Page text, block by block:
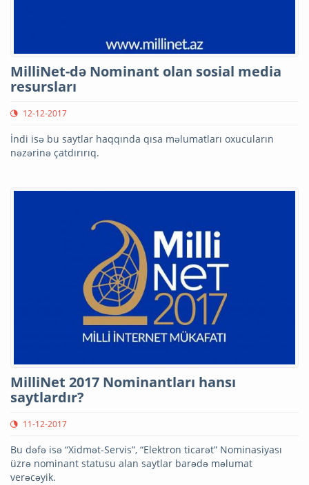
MilliNet-də Nominant olan sosial media
resursları
12-12-2017
İndi isə bu saytlar haqqında qısa məlumatları oxucuların
nəzərinə çatdırırıq.
MilliNet 2017 Nominantları hansı
saytlardır?
11-12-2017
Bu dəfə isə “Xidmət-Servis”, “Elektron ticarət” Nominasiyası
üzrə nominant statusu alan saytlar barədə məlumat
verəcəyik.